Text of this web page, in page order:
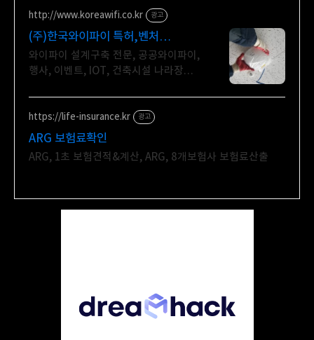
http://www.koreawifi.co.kr 광고
(주)한국와이파이 특허,벤처
관급공사, 건설공사 가능
와이파이 설계구축 전문, 공공와이파이,
행사, 이벤트, IOT, 건축시설 나라장터
와이파이 프리존 구축. 견적문의
https://life-insurance.kr 광고
ARG 보험료확인
ARG, 1초 보험견적&계산, ARG, 8개보험사 보험료산출